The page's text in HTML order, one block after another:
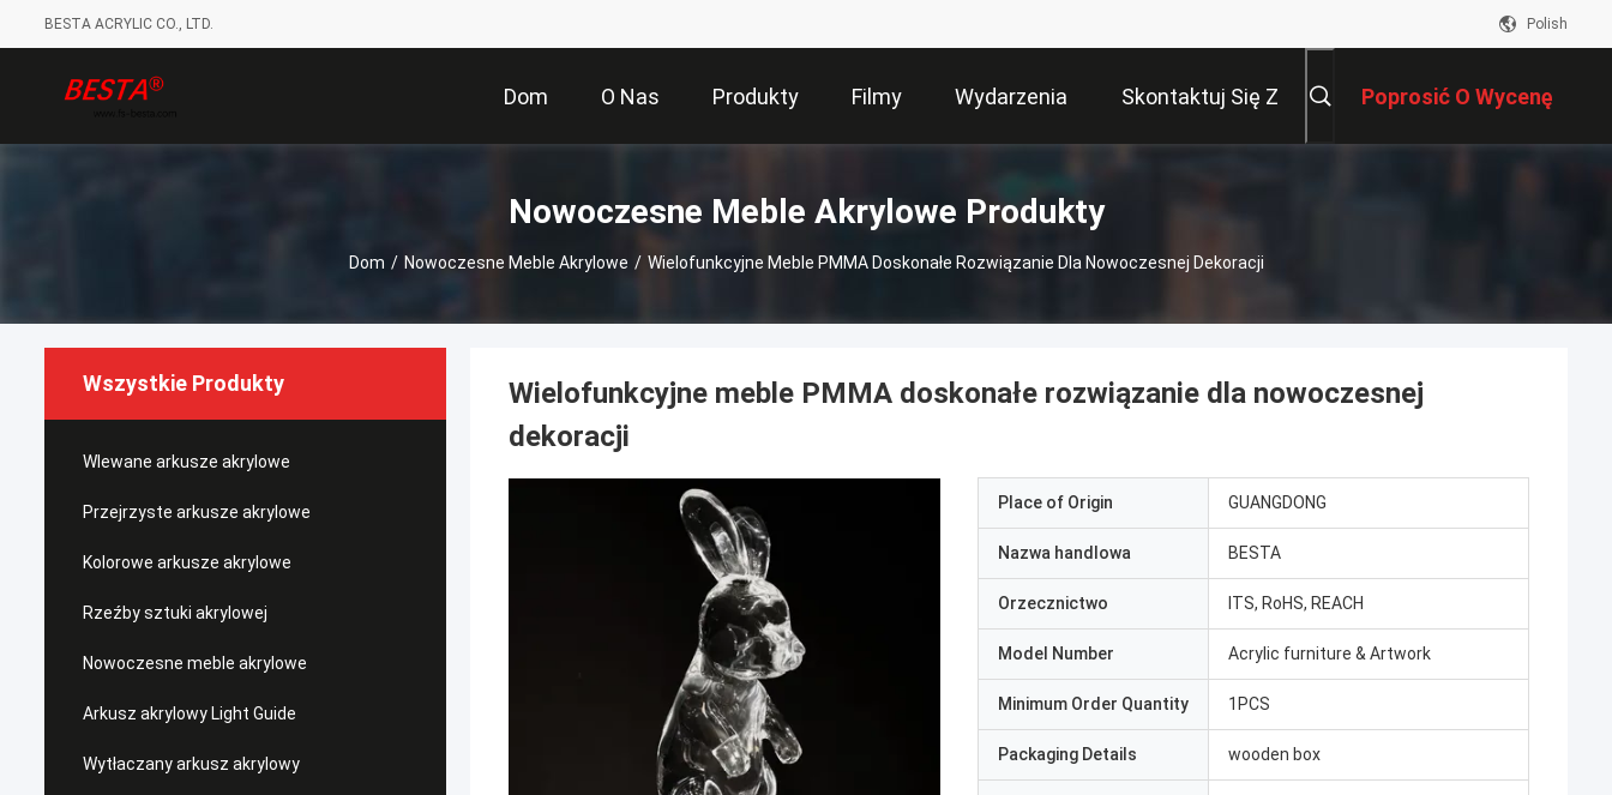
BESTA ACRYLIC CO., LTD. Polish
Dom O Nas Produkty Filmy Wydarzenia Skontaktuj Się Z Poprosić O Wycenę
Nowoczesne Meble Akrylowe Produkty
Dom / Nowoczesne Meble Akrylowe / Wielofunkcyjne Meble PMMA Doskonałe Rozwiązanie Dla Nowoczesnej Dekoracji
Wszystkie Produkty
Wlewane arkusze akrylowe
Przejrzyste arkusze akrylowe
Kolorowe arkusze akrylowe
Rzeźby sztuki akrylowej
Nowoczesne meble akrylowe
Arkusz akrylowy Light Guide
Wytłaczany arkusz akrylowy
Wielofunkcyjne meble PMMA doskonałe rozwiązanie dla nowoczesnej
dekoracji
Place of Origin GUANGDONG
Nazwa handlowa BESTA
Orzecznictwo ITS, RoHS, REACH
Model Number Acrylic furniture & Artwork
Minimum Order Quantity 1PCS
Packaging Details wooden box